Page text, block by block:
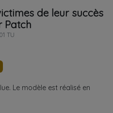
de leur succès
Patch
TU
Le modèle est réalisé en